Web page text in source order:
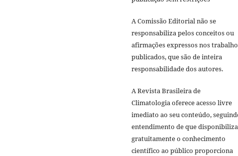
A Comissão Editorial não se
responsabiliza pelos conceitos ou
afirmações expressos nos
publicados, que são de inteira
responsabilidade dos autores.
A Revista Brasileira de
Climatologia oferece acesso livre
imediato ao seu conteúdo,
entendimento de que
gratuitamente o conhecimento
científico ao público proporciona